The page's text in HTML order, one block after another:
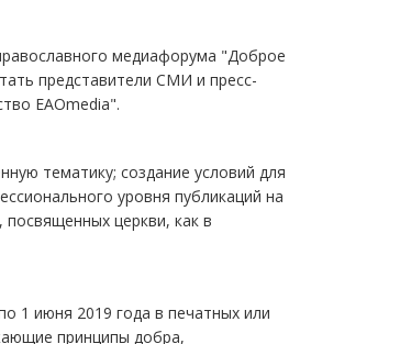
медиафорума "Доброе
представители СМИ и пресс-
EAOmedia".
тематику; создание условий для
уровня публикаций на
посвященных церкви, как в
1 июня 2019 года в печатных или
принципы добра,